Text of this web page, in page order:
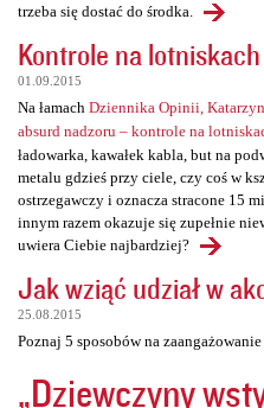
trzeba się dostać do środka.
Kontrole na
01.09.2015
Na łamach Dziennika Opinii,
absurd nadzoru – kontrole na
ładowarka, kawałek kabla, but na
metalu gdzieś przy ciele, czy coś w
ostrzegawczy i oznacza stracone 15
innym razem okazuje się zupełnie
uwiera Ciebie najbardziej?
Jak wziąć udział w
25.08.2015
Poznaj 5 sposobów na
„Dziewczyny